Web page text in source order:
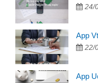
24/
App
22/
App